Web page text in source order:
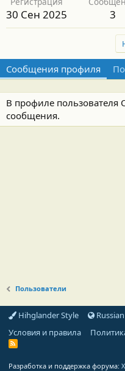
30 Сен 2025 3
Сообщения профиля
В профиле пользователя
сообщения.
Пользователи
Hihglander Style
Условия и правила
R
Разработка и поддержка форума: